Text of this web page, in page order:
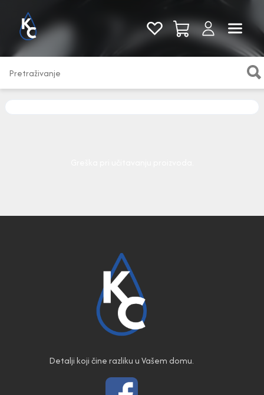
Pogledaj sve
Detalji koji čine razliku u Vašem domu.